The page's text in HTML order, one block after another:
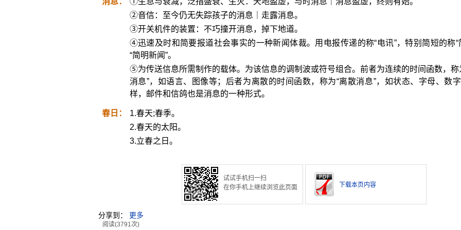
②音信：至今仍无失踪孩子的消息｜走露消息。
③开关机件的装置：不巧撞开消息，掉下地道。
④迅速及时和简要报道社会事实的一种新闻体裁。用电报传递的称“电讯”，特别简短的称“
“简明新闻”。
⑤为传送信息所需制作的载体。为该信息的调制波或符号组合。前者为连续的时间函数，称
消息”，如语言、图像等；后者为离散的时间函数，称为“离散消息”，如状态、字母、数
样，邮件和信鸽也是消息的一种形式。
春日：
1.春天;春季。
2.春天的太阳。
3.立春之日。
试试手机扫一扫
在你手机上继续浏览此页面
下载本页内容
分享到： 更多
阅读(3791次)